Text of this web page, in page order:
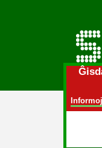
Informoj